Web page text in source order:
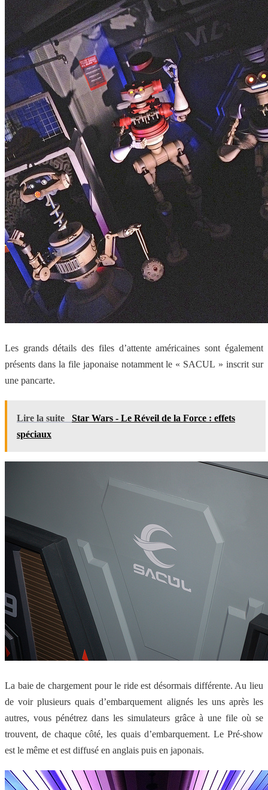
Les grands détails des files d’attente américaines sont également
présents dans la file japonaise notamment le « SACUL » inscrit sur
une pancarte.
Lire la suite
Star Wars - Le Réveil de la Force : effets
spéciaux
La baie de chargement pour le ride est désormais différente. Au lieu
de voir plusieurs quais d’embarquement alignés les uns après les
autres, vous pénétrez dans les simulateurs grâce à une file où se
trouvent, de chaque côté, les quais d’embarquement. Le Pré-show
est le même et est diffusé en anglais puis en japonais.